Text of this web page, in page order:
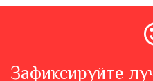
Зафиксируйте